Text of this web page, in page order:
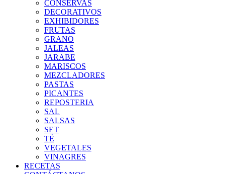
CONSERVAS
DECORATIVOS
EXHIBIDORES
FRUTAS
GRANO
JALEAS
JARABE
MARISCOS
MEZCLADORES
PASTAS
PICANTES
REPOSTERIA
SAL
SALSAS
SET
TË
VEGETALES
VINAGRES
RECETAS